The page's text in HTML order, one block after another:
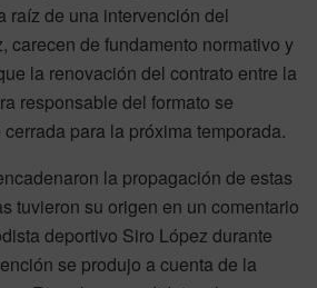
raíz de una intervención del
carecen de fundamento normativo y
la renovación del contrato entre la
responsable del formato se
para la próxima temporada.
la propagación de estas
tuvieron su origen en un comentario
deportivo Siro López durante
se produjo a cuenta de la